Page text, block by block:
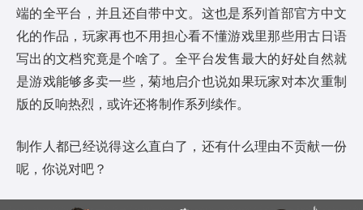
端的全平台，并且还自带中文。这也是系列首部官方中文
化的作品，玩家再也不用担心看不懂游戏里那些用古日语
写出的文档究竟是个啥了。全平台发售最大的好处自然就
是游戏能够多卖一些，菊地启介也说如果玩家对本次重制
版的反响热烈，或许还将制作系列续作。
制作人都已经说得这么直白了，还有什么理由不贡献一份
呢，你说对吧？